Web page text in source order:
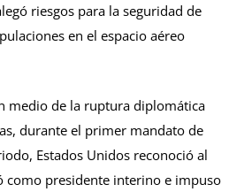
riesgos para la seguridad de
en el espacio aéreo
medio de la ruptura diplomática
durante el primer mandato de
Estados Unidos reconoció al
como presidente interino e impuso